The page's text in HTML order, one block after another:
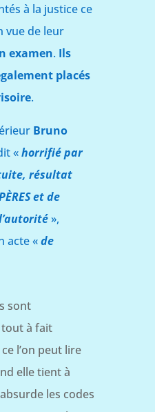
à la justice ce
vue de leur
examen. Ils
placés
.
Bruno
«horrifié par
résultat
et de
»,
acte «de
sont
à fait
l’on peut lire
elle tient à
les codes